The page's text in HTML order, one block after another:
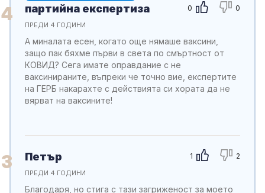
4 0 0
партийна експертиза
ПРЕДИ 4 ГОДИНИ
А миналата есен, когато още нямаше ваксини,
защо пак бяхме първи в света по смъртност от
КОВИД? Сега имате оправдание с не
ваксинираните, въпреки че точно вие, експертите
на ГЕРБ накарахте с действията си хората да не
вярват на ваксините!
3 1 2
Петър
ПРЕДИ 4 ГОДИНИ
Благодаря, но стига с тази загриженост за моето